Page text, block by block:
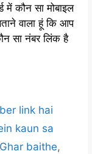
कौन सा मोबाइल
वाला हूं कि आप
सा नंबर लिंक है
link hai
kaun sa
baithe,